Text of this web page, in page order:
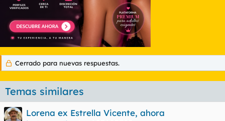
Cerrado para nuevas respuestas.
Temas similares
Lorena ex Estrella Vicente, ahora